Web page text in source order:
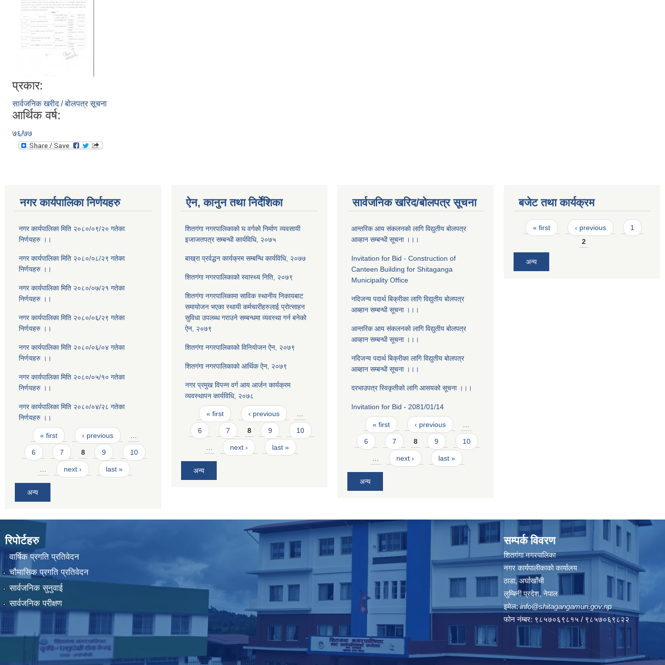
प्रकार:
सार्वजनिक खरीद / बोलपत्र सूचना
आर्थिक वर्ष:
७६/७७
नगर कार्यपालिका निर्णयहरु
नगर कार्यपालिका मिति २०८०/०९/२० गतेका
निर्णयहरु ।।
नगर कार्यपालिका मिति २०८०/०८/२९ गतेका
निर्णयहरु ।।
नगर कार्यपालिका मिति २०८०/०७/२१ गतेका
निर्णयहरु ।।
नगर कार्यपालिका मिति २०८०/०६/२९ गतेका
निर्णयहरु ।।
नगर कार्यपालिका मिति २०८०/०६/०४ गतेका
निर्णयहरु ।।
नगर कार्यपालिका मिति २०८०/०५/१० गतेका
निर्णयहरु ।।
नगर कार्यपालिका मिति २०८०/०४/२८ गतेका
निर्णयहरु ।।
Pages
« first ‹ previous
6 7 8 9 10
next › last »
अन्य
ऐन, कानुन तथा निर्देशिका
शितगंगा नगरपालिकाकाे घ वर्गकाे निर्माण व्यवसायी
इजाजतपत्र सम्बन्धी कार्यविधि, २०७५
बाख्रा प्रर्वद्धन कार्यक्रम सम्बन्धि कार्यविधि, २०७७
शितगंगा नगरपालिकाको स्वास्थ्य निति, २०७९
शितगंगा नगरपालिकामा साविक स्थानीय निकायबाट
समायोजन भएका स्थायी कर्मचारीहरुलाई प्रोत्साहन
सुविधा उपलब्ध गराउने सम्बन्धमा व्यवस्था गर्न बनेको
ऐन, २०७९
शितगंगा नगरपालिकाकाे विनियोजन ऐन, २०७९
शितगंगा नगरपालिकाकाे आर्थिक ऐन, २०७९
नगर प्रमुख विपन्न वर्ग आय आर्जन कार्यक्रम
व्यवस्थापन कार्यविधि, २०७८
Pages
« first ‹ previous
6 7 8 9 10
next › last »
अन्य
सार्वजनिक खरिद/बोलपत्र सूचना
आन्तरिक आय संकलनको लागि विद्युतीय बोलपत्र
आव्हान सम्बन्धी सूचना ।।।
Invitation for Bid - Construction of
Canteen Building for Shitaganga
Municipality Office
नदिजन्य पदार्थ बिक्रीका लागि विद्युतीय बोलपत्र
आब्हान सम्बन्धी सूचना ।।।
आन्तरिक आय संकलनको लागि विद्युतीय बोलपत्र
आव्हान सम्बन्धी सूचना ।।।
नदिजन्य पदार्थ बिक्रीका लागि विद्युतीय बोलपत्र
आब्हान सम्बन्धी सूचना ।।।
दरभाउपत्र स्विकृतीको लागि आसयको सूचना ।।।
Invitation for Bid - 2081/01/14
Pages
« first ‹ previous
6 7 8 9 10
next › last »
अन्य
बजेट तथा कार्यक्रम
Pages
« first ‹ previous
1
2
अन्य
रिपोर्टहरु
वार्षिक प्रगति प्रतिवेदन
चौमासिक प्रगति प्रतिवेदन
सार्वजनिक सुनुवाई
सार्वजनिक परीक्षण
सम्पर्क विवरण
शितगंगा नगरपालिका
नगर कार्यपालीकाकाे कार्यालय
ठाडा, अर्घाखाँची
लुम्बिनी प्रदेश, नेपाल
इमेल:info@shitagangamun.gov.np
फोन नंम्बर: ९८५७०६९८१५ / ९८५७०६९८२२